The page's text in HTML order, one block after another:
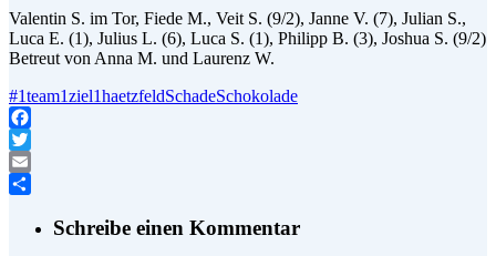
Valentin S. im Tor, Fiede M., Veit S. (9/2), Janne V. (7), Julian S.,
Luca E. (1), Julius L. (6), Luca S. (1), Philipp B. (3), Joshua S. (9/2)
Betreut von Anna M. und Laurenz W.
#1team1ziel1haetzfeldSchadeSchokolade
Facebook
Twitter
Email
Schreibe einen Kommentar